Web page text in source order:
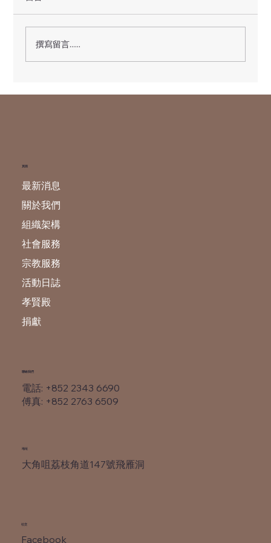
撰寫留言......
最新消息
關於我們
組織架構
社會服務
宗教服務
活動日誌
孝賢殿
捐獻
頁面
​聯絡我們
電話: +852 2343 6690
​傅真: +852 2763 6509
​地址
大角咀荔枝角道147號飛雁洞
社交
Facebook